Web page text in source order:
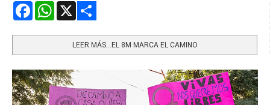
FacebookWhatsApp
LEER MÁS…EL 8M MARCA EL CAMINO